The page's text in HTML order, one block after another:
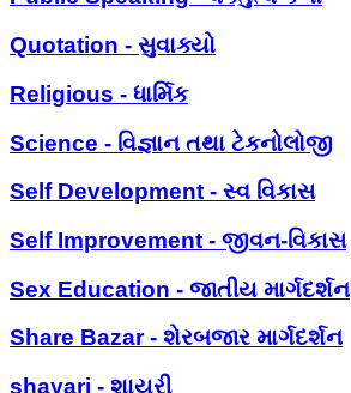
Quotation - સુવાક્યો
Religious - ધાર્મિક
Science - વિજ્ઞાન તથા ટેકનોલોજી
Self Development - સ્વ વિકાસ
Self Improvement - જીવન-વિકાસ
Sex Education - જાતીય માર્ગદર્શન
Share Bazar - શેરબજાર માર્ગદર્શન
shayari - શાયરી